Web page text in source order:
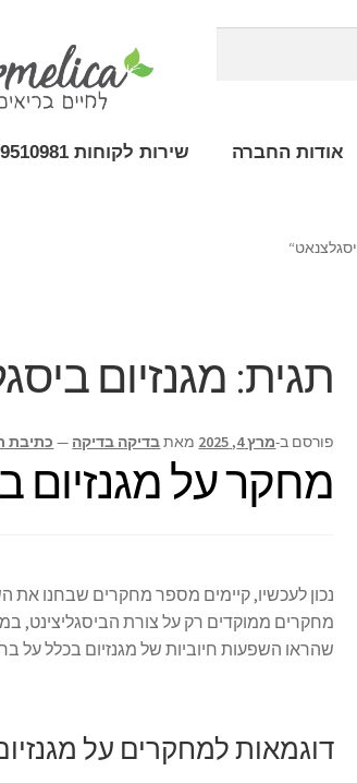
אודות החברה שירות לקוחות 09-9510981
תגית: מגנזיום
פורסם ב-מרץ 4, 2025 מאתבדיקה בדיקה — כתיבת
מחקר על מגנזיום
נכון לעכשיו, קיימים מספר מחקרים שבחנו את
מחקרים ממוקדים רק על צורת הביסגליצינט,
שהראו השפעות חיוביות של מגנזיום בכלל
דוגמאות למחקרים על